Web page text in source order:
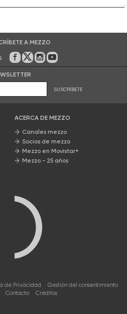
A MEZZO
En Facebook
En Twitter
En Instagram
En Youtube
SUSCRÍBETE
ACERCA DE MEZZO
Canales mezzo
Socios de mezzo
Mezzo en Movistar+
Mezzo - 25 años
de Privacidad
Gestión del consentimiento
Contacto Créditos